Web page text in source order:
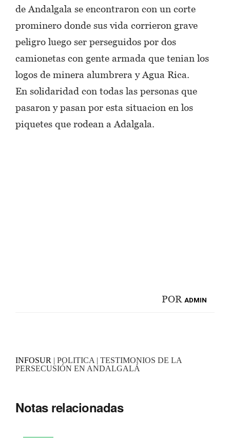
de Andalgala se encontraron con un corte
prominero donde sus vida corrieron grave
peligro luego ser perseguidos por dos
camionetas con gente armada que tenian los
logos de minera alumbrera y Agua Rica.
En solidaridad con todas las personas que
pasaron y pasan por esta situacion en los
piquetes que rodean a Adalgala.
POR ADMIN
INFOSUR | POLITICA | TESTIMONIOS DE LA
PERSECUSIÓN EN ANDALGALÁ
Notas relacionadas